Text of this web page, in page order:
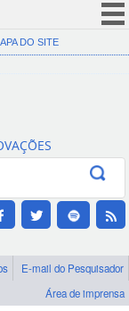
(COVID-19)
Canais
DO SITE
E-mail do Pesquisador
Área de imprensa